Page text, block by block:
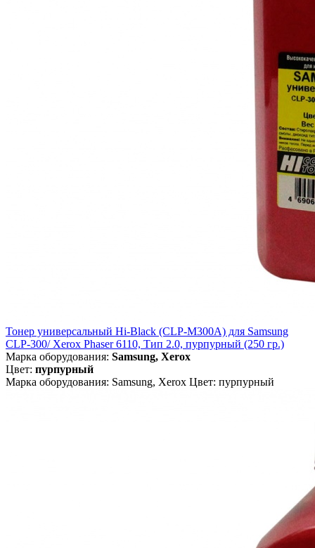
Тонер универсальный Hi-Black (CLP-M300A) для Samsung
CLP-300/ Xerox Phaser 6110, Тип 2.0, пурпурный (250 гр.)
Марка оборудования: Samsung, Xerox
Цвет: пурпурный
Марка оборудования: Samsung, Xerox Цвет: пурпурный